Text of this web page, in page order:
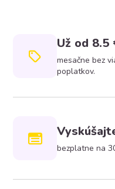
Už od 8.5
mesačne bez
poplatkov.
bezplatne na